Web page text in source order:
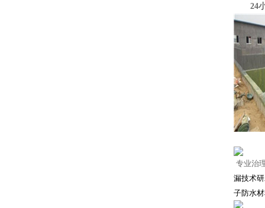
24小
专业治
漏技术
子防水